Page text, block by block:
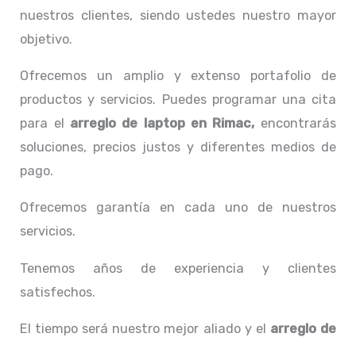
nuestros clientes, siendo ustedes nuestro mayor
objetivo.
Ofrecemos un amplio y extenso portafolio de
productos y servicios. Puedes programar una cita
para el arreglo de laptop en Rimac, encontrarás
soluciones, precios justos y diferentes medios de
pago.
Ofrecemos garantía en cada uno de nuestros
servicios.
Tenemos años de experiencia y clientes
satisfechos.
El tiempo será nuestro mejor aliado y el arreglo de